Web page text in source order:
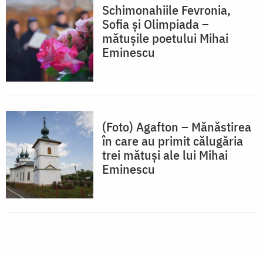
Schimonahiile Fevronia,
Sofia și Olimpiada –
mătușile poetului Mihai
Eminescu
(Foto) Agafton – Mănăstirea
în care au primit călugăria
trei mătuși ale lui Mihai
Eminescu